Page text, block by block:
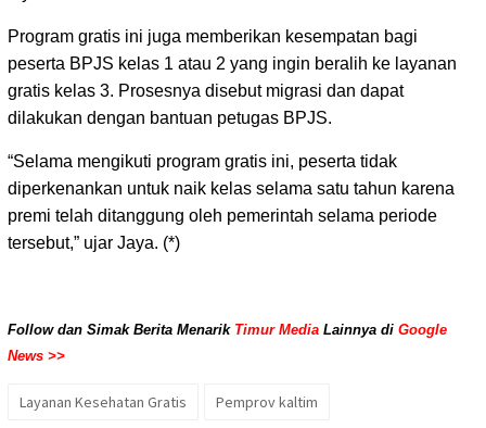
Program gratis ini juga memberikan kesempatan bagi
peserta BPJS kelas 1 atau 2 yang ingin beralih ke layanan
gratis kelas 3. Prosesnya disebut migrasi dan dapat
dilakukan dengan bantuan petugas BPJS.
“Selama mengikuti program gratis ini, peserta tidak
diperkenankan untuk naik kelas selama satu tahun karena
premi telah ditanggung oleh pemerintah selama periode
tersebut,” ujar Jaya. (*)
Follow dan Simak Berita Menarik Timur Media Lainnya di Google
News >>
Layanan Kesehatan Gratis Pemprov kaltim